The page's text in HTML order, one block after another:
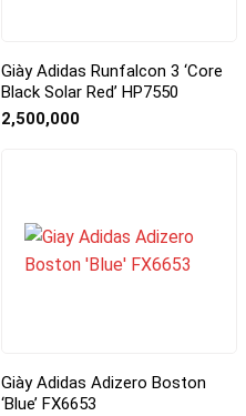
Giày Adidas Runfalcon 3 ‘Core
Black Solar Red’ HP7550
2,500,000
Giày Adidas Adizero Boston
‘Blue’ FX6653